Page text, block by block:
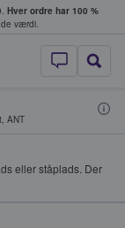
Hver ordre har 100 %
værdi.
- Hvor
, ANT
eller ståplads. Der